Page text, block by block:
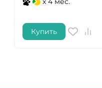
Купить